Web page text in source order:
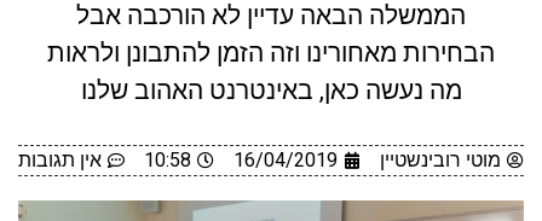
הממשלה הבאה עדיין לא הורכבה אבל
הבחירות מאחורינו וזה הזמן להתבונן ולראות
מה נעשה כאן, באינטרנט האהוב שלנו
מוטי רובינשטיין 16/04/2019
10:58 אין תגובות